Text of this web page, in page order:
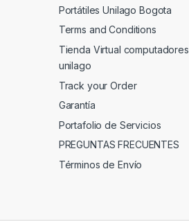
Portátiles Unilago Bogota
Terms and Conditions
Tienda Virtual computadores
unilago
Track your Order
Garantía
Portafolio de Servicios
PREGUNTAS FRECUENTES
Términos de Envío